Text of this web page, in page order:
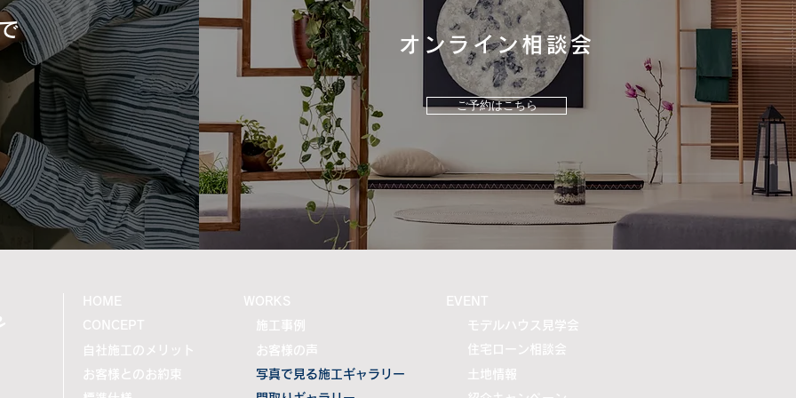
オンライン相談会
ご予約はこちら
HOME
CONCEPT
自社施工のメリット
お客様とのお約束
WORKS
施工事例
お客様の声
写真で見る施工ギャラリー
​EVENT
モデルハウス見学会
住宅ローン相談会
土地情報